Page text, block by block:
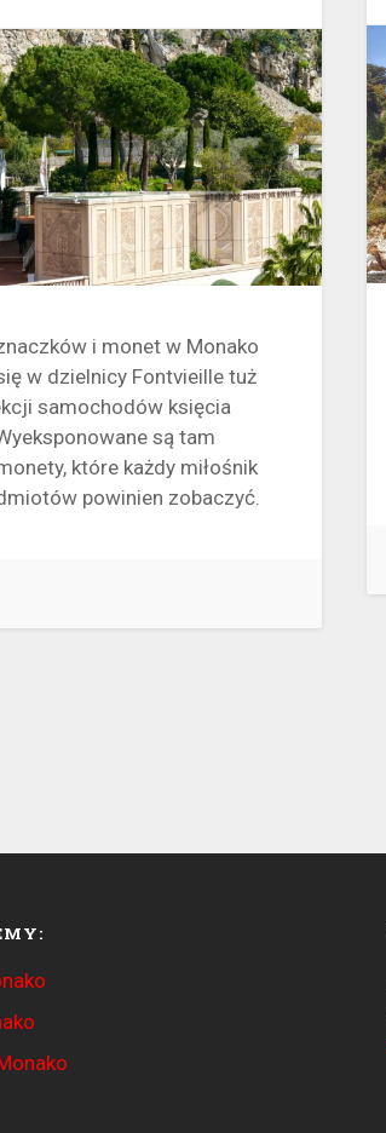
i monet w Monako
w dzielnicy Fontvieille tuż
samochodów księcia
są tam
które każdy miłośnik
powinien zobaczyć.